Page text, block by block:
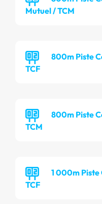
Mutuel / TCM
800m Piste
TCF
800m Piste
TCM
1 000m Piste
TCF